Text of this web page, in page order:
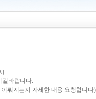
길바랍니다.
뤄지는지 자세한 내용 요청합니다)